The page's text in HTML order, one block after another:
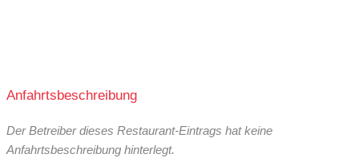
Anfahrtsbeschreibung
Der Betreiber dieses Restaurant-Eintrags hat keine
Anfahrtsbeschreibung hinterlegt.